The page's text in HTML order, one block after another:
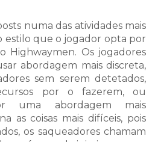
numa das atividades mais
estilo que o jogador opta por
Highwaymen. Os jogadores
abordagem mais discreta,
sem serem detetados,
por o fazerem, ou
uma abordagem mais
as coisas mais difíceis, pois
os saqueadores chamam